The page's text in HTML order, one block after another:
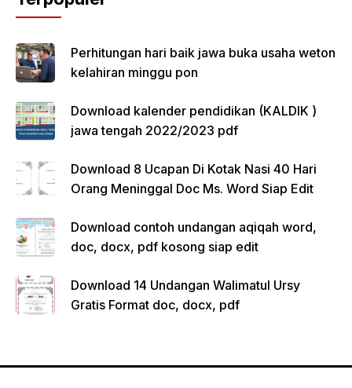
k
Perhitungan hari baik jawa buka usaha weton
kelahiran minggu pon
Download kalender pendidikan (KALDIK )
jawa tengah 2022/2023 pdf
Download 8 Ucapan Di Kotak Nasi 40 Hari
Orang Meninggal Doc Ms. Word Siap Edit
Download contoh undangan aqiqah word,
doc, docx, pdf kosong siap edit
Download 14 Undangan Walimatul Ursy
Gratis Format doc, docx, pdf